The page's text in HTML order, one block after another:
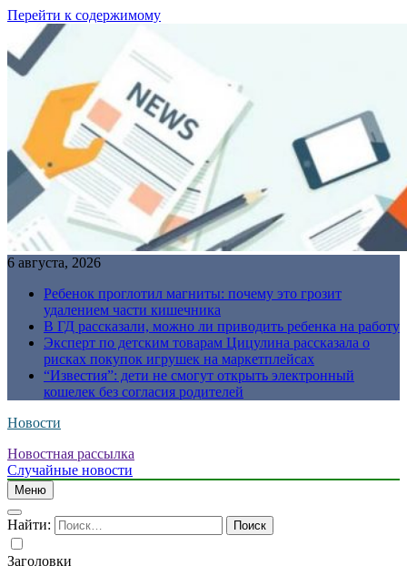
Перейти к содержимому
6 августа, 2026
Ребенок проглотил магниты: почему это грозит
удалением части кишечника
В ГД рассказали, можно ли приводить ребенка на работу
Эксперт по детским товарам Цицулина рассказала о
рисках покупок игрушек на маркетплейсах
“Известия”: дети не смогут открыть электронный
кошелек без согласия родителей
Новости
Новостная рассылка
Случайные новости
Меню
Найти:
Заголовки